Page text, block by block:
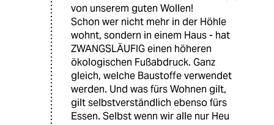
von unserem guten Wollen!
Schon wer nicht mehr in der Höhle
wohnt, sondern in einem Haus - hat
ZWANGSLÄUFIG einen höheren
ökologischen Fußabdruck. Ganz
gleich, welche Baustoffe verwendet
werden. Und was fürs Wohnen gilt,
gilt selbstverständlich ebenso fürs
Essen. Selbst wenn wir alle nur Heu